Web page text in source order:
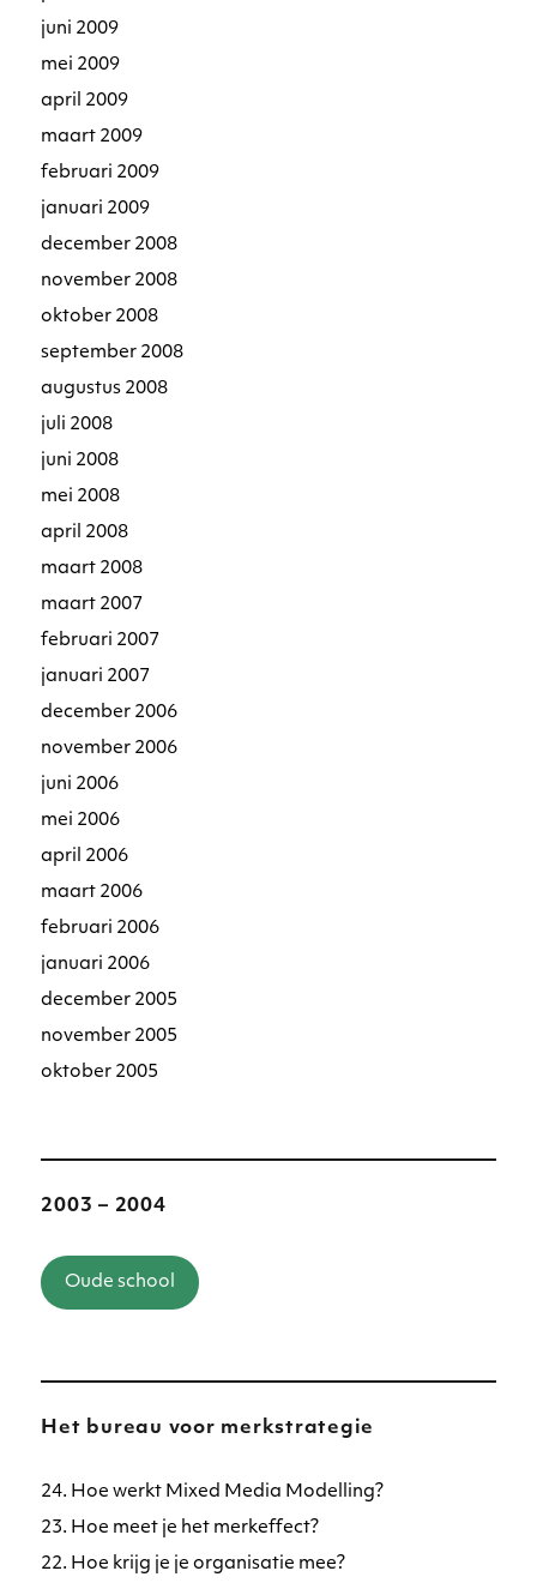
juni 2009
mei 2009
april 2009
maart 2009
februari 2009
januari 2009
december 2008
november 2008
oktober 2008
september 2008
augustus 2008
juli 2008
juni 2008
mei 2008
april 2008
maart 2008
maart 2007
februari 2007
januari 2007
december 2006
november 2006
juni 2006
mei 2006
april 2006
maart 2006
februari 2006
januari 2006
december 2005
november 2005
oktober 2005
2003 – 2004
Oude school
Het bureau voor merkstrategie
24. Hoe werkt Mixed Media Modelling?
23. Hoe meet je het merkeffect?
22. Hoe krijg je je organisatie mee?